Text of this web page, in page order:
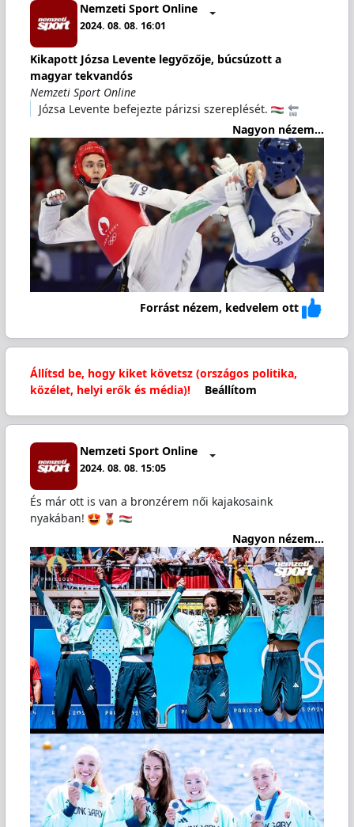
Nemzeti Sport Online
2024. 08. 08. 16:01
Kikapott Józsa Levente legyőzője, búcsúzott a
magyar tekvandós
Nemzeti Sport Online
Józsa Levente befejezte párizsi szereplését.
Nagyon nézem...
Forrást nézem, kedvelem ott
Állítsd be, hogy kiket követsz (országos politika,
közélet, helyi erők és média)!
Beállítom
Nemzeti Sport Online
2024. 08. 08. 15:05
És már ott is van a bronzérem női kajakosaink
nyakában!
️
Nagyon nézem...